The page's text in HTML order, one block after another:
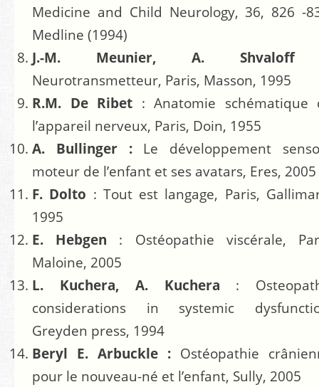
Medicine and Child Neurology, 36, 826 -
Medline (1994)
J.-M. Meunier, A.
Neurotransmetteur, Paris, Masson, 1995
R.M. De Ribet : Anatomie schématique
l’appareil nerveux, Paris, Doin, 1955
A.
Bullinger :Le développement
moteur de l’enfant et ses avatars, Eres, 2005
F. Dolto : Tout est langage, Paris,
1995
E. Hebgen : Ostéopathie viscérale,
Maloine, 2005
L. Kuchera, A. Kuchera :
considerations in systemic
Greyden press, 1994
Beryl E. Arbuckle : Ostéopathie
pour le nouveau-né et l’enfant, Sully, 2005